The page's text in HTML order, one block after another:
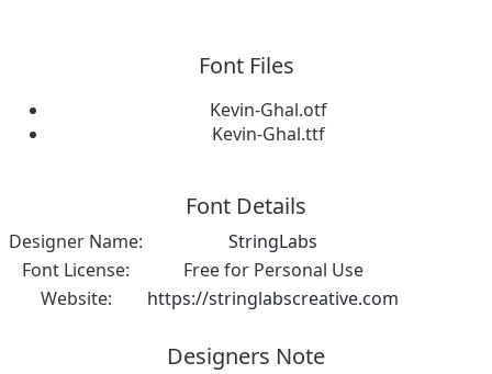
Font Files
Kevin-Ghal.otf
Kevin-Ghal.ttf
Font Details
Designer Name:
StringLabs
Font License:
Free for Personal Use
Website:
https://stringlabscreative.com
Designers Note